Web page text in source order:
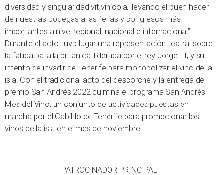
diversidad y singularidad vitivinícola, llevando el buen hacer
de nuestras bodegas a las ferias y congresos más
importantes a nivel regional, nacional e internacional”.
Durante el acto tuvo lugar una representación teatral sobre
la fallida batalla británica, liderada por el rey Jorge III, y su
intento de invadir de Tenerife para monopolizar el vino de la
isla. Con el tradicional acto del descorche y la entrega del
premio San Andrés 2022 culmina el programa San Andrés
Mes del Vino, un conjunto de actividades puestas en
marcha por el Cabildo de Tenerife para promocionar los
vinos de la isla en el mes de noviembre.
PATROCINADOR PRINCIPAL